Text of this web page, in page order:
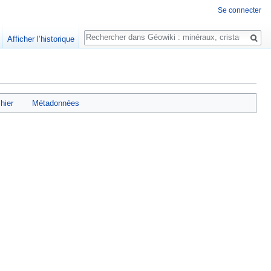
Métadonnées
Se connecter
Afficher l’historique
Rechercher